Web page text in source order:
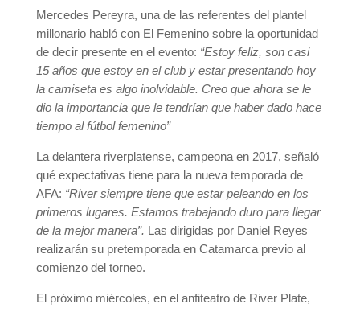
Mercedes Pereyra, una de las referentes del plantel
millonario habló con El Femenino sobre la oportunidad
de decir presente en el evento: “Estoy feliz, son casi
15 años que estoy en el club y estar presentando hoy
la camiseta es algo inolvidable. Creo que ahora se le
dio la importancia que le tendrían que haber dado hace
tiempo al fútbol femenino”
La delantera riverplatense, campeona en 2017, señaló
qué expectativas tiene para la nueva temporada de
AFA: “River siempre tiene que estar peleando en los
primeros lugares. Estamos trabajando duro para llegar
de la mejor manera”. Las dirigidas por Daniel Reyes
realizarán su pretemporada en Catamarca previo al
comienzo del torneo.
El próximo miércoles, en el anfiteatro de River Plate,